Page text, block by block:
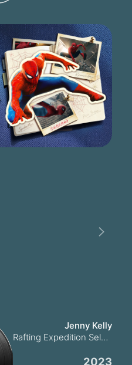
Jenny Kelly
Rafting Expedition Select 2023
2023